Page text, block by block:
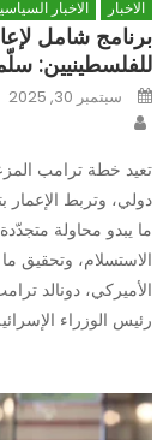
الاخبار الاخبار
برنامج شامل
للفلسطينيين:
Posted
onسبتمبر 30, 2025
تعيد خطة ترامب
دولي، وتربط
ما يبدو محاولة
الاستسلام، وتحقيق
الأميركي، دونالد
رئيس الوزراء